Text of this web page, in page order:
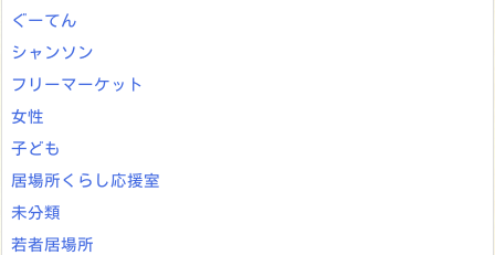
ぐーてん
シャンソン
フリーマーケット
女性
子ども
居場所くらし応援室
未分類
若者居場所